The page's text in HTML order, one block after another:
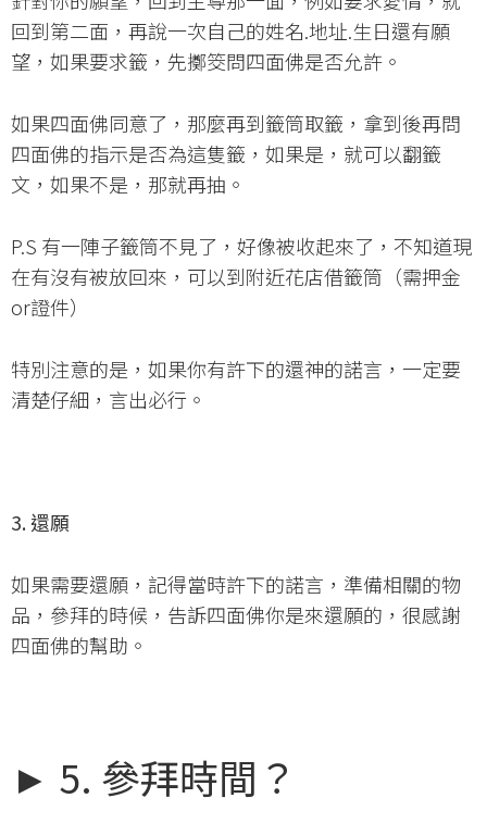
回到第二面，再說一次自己的姓名.地址.生日還有願
望，如果要求籤，先擲筊問四面佛是否允許。
如果四面佛同意了，那麼再到籤筒取籤，拿到後再問
四面佛的指示是否為這隻籤，如果是，就可以翻籤
文，如果不是，那就再抽。
P.S 有一陣子籤筒不見了，好像被收起來了，不知道現
在有沒有被放回來，可以到附近花店借籤筒（需押金
or證件）
特別注意的是，如果你有許下的還神的諾言，一定要
清楚仔細，言出必行。
3. 還願
如果需要還願，記得當時許下的諾言，準備相關的物
品，參拜的時候，告訴四面佛你是來還願的，很感謝
四面佛的幫助。
► 5. 參拜時間？